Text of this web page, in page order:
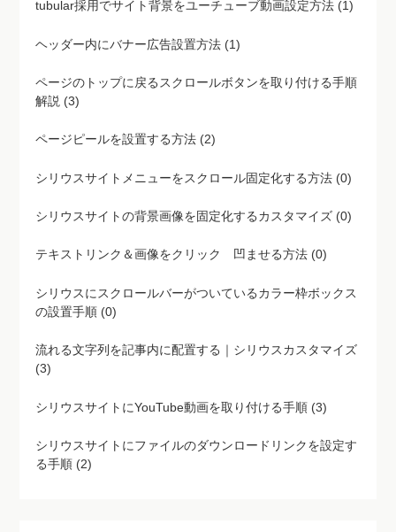
tubular採用でサイト背景をユーチューブ動画設定方法 (1)
ヘッダー内にバナー広告設置方法 (1)
ページのトップに戻るスクロールボタンを取り付ける手順
解説 (3)
ページピールを設置する方法 (2)
シリウスサイトメニューをスクロール固定化する方法 (0)
シリウスサイトの背景画像を固定化するカスタマイズ (0)
テキストリンク＆画像をクリック 凹ませる方法 (0)
シリウスにスクロールバーがついているカラー枠ボックス
の設置手順 (0)
流れる文字列を記事内に配置する｜シリウスカスタマイズ
(3)
シリウスサイトにYouTube動画を取り付ける手順 (3)
シリウスサイトにファイルのダウンロードリンクを設定す
る手順 (2)